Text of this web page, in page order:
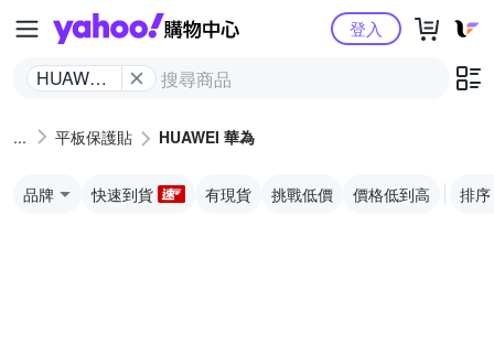
Yahoo購物中心
HUAWEI
登入
平板保護貼 HUAWEI 華為
品牌 快速到貨 有現貨 挑戰低價 價格低到高 排序